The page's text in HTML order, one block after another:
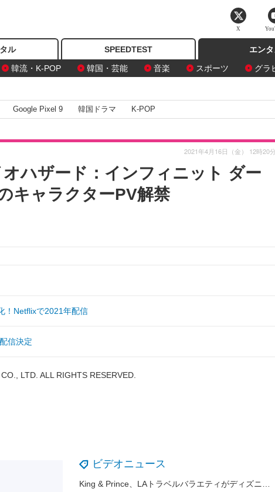
ル SPEEDTEST
エンタ
韓流・K-POP 韓国・芸能 音楽 スポーツ グラ
Google Pixel 9 韓国ドラマ K-POP
ハザード：インフィニット ダー
キャラクターPV解禁
2021年4月16日（金） 12時20分
！Netflixで2021年配信
信決定
ビデオニュース
X